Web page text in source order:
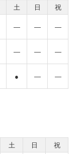
土 日
祝
― ― ―
― ― ―
● ― ―
土 日
祝